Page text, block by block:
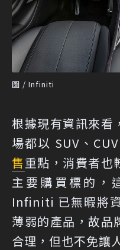
圖 / Infiniti
根據現有資訊來看
場都以 SUV、
售重點，消費者也
主要購買標的，
Infiniti 已無暇將
薄弱的產品，故品
合理，但也不免讓